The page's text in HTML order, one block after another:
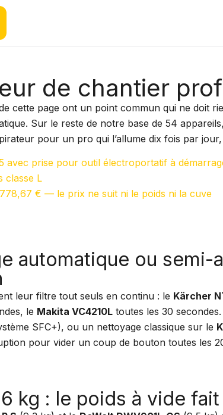
de chantier
cette page ont un point commun qui ne doit
Sur le reste de notre base de 54
pour un pro qui l’allume dix fois par
avec prise pour outil électroportatif à
classe L
€ — le prix ne suit ni le poids ni la cuve
automatique ou semi-
leur filtre tout seuls en continu : le Kärcher
le Makita VC4210L toutes les 30
SFC+), ou un nettoyage classique sur le
pour vider un coup de bouton toutes les
kg : le poids à vide